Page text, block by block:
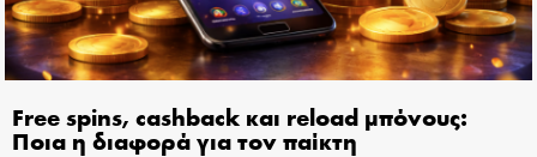
Free spins, cashback και reload μπόνους:
Ποια η διαφορά για τον παίκτη